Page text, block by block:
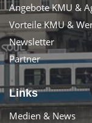
Angebote KMU &
Vorteile KMU &
Newsletter
Partner
Links
Medien & News